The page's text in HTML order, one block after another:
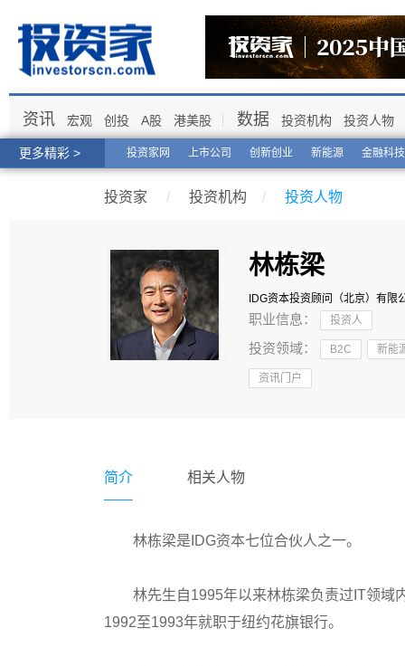
更多精彩 > 投资家网 上市公司 创新创业 新能源 金融科技
资讯 宏观 创投 A股 港美股 数据 投资机构 投资人物
投资家 / 投资机构 / 投资人物
林栋梁
IDG资本投资顾问（北京）有限
职业信息： 投资人
投资领域： B2C 新能
资讯门户
简介 相关人物
林栋梁是IDG资本七位合伙人之一。
林先生自1995年以来林栋梁负责过IT领域
1992至1993年就职于纽约花旗银行。